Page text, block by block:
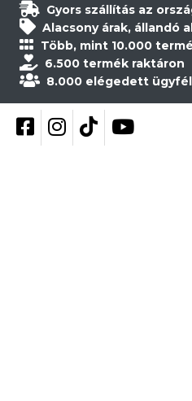
Gyors szállítás az
Alacsony árak, állandó
Több, mint 10.000
6.500 termék raktáron
8.000 elégedett ügyfél
Kövess be Facebookon
Kövess be Instagramon
Kövess be TikTokon
YouTube